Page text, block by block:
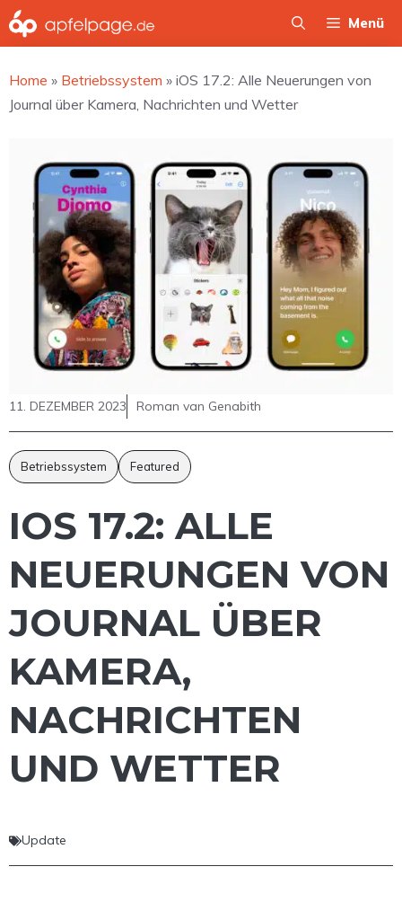
Zum
Inhalt
Menü
Home » Betriebssystem » iOS 17.2: Alle Neuerungen von
Journal über Kamera, Nachrichten und Wetter
11. DEZEMBER 2023 Roman van Genabith
Betriebssystem Featured
IOS 17.2: ALLE
NEUERUNGEN VON
JOURNAL ÜBER
KAMERA,
NACHRICHTEN
UND WETTER
Update